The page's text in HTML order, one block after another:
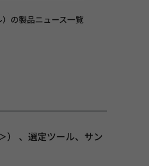
の製品ニュース一覧
） 、選定ツール、サン